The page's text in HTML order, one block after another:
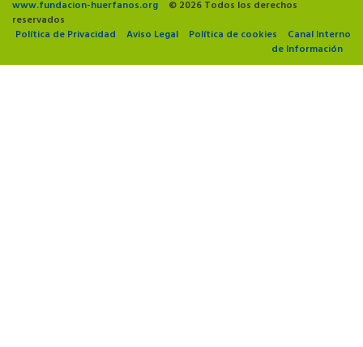
www.fundacion-huerfanos.org
© 2026 Todos los derechos
reservados
Política de Privacidad
Aviso Legal Política de cookies
Canal Interno
de Información